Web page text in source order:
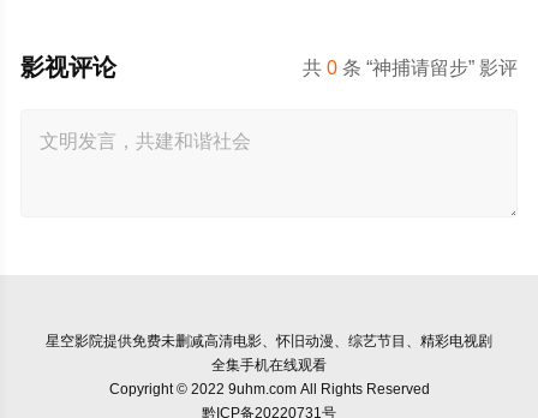
共0 条 “神捕请留步” 影评
影视评论
星空影院提供免费未删减高清电影、怀旧动漫、综艺节目、精彩电视剧
全集手机在线观看
Copyright © 2022 9uhm.com All Rights Reserved
黔ICP备20220731号